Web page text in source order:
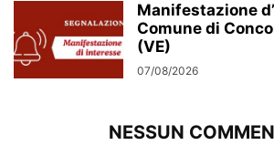
Manifestazione
Comune di
(VE)
07/08/2026
NESSUN